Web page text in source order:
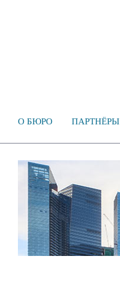
О БЮРО ПАРТНЁРЫ